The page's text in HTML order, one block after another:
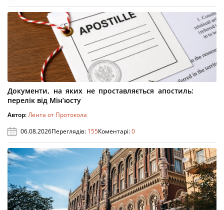
Документи, на яких не проставляється апостиль:
перелік від Мін’юсту
Автор:Лента от Протокола
06.08.2026Переглядів: 155Коментарі:0